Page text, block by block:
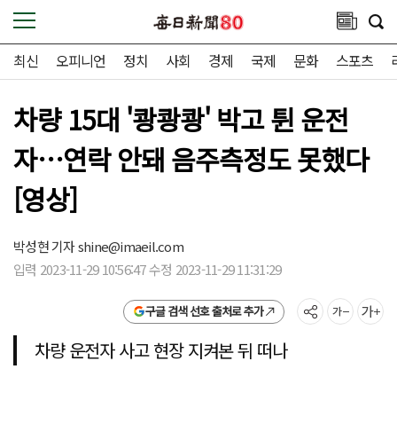
최신 오피니언 정치 사회 경제 국제 문화 스포츠
차량 15대 '쾅쾅쾅' 박고 튄 운전
자…연락 안돼 음주측정도 못했다
[영상]
박성현 기자shine@imaeil.com
입력 2023-11-29 10:56:47 수정 2023-11-29 11:31:29
구글 검색 선호 출처로 추가
차량 운전자 사고 현장 지켜본 뒤 떠나